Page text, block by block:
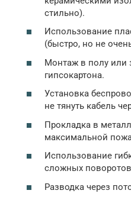
стильно).
Использование
(быстро, но не
Монтаж в полу или
гипсокартона.
Установка
не тянуть кабель
Прокладка в
максимальной
Использование
сложных
Разводка через